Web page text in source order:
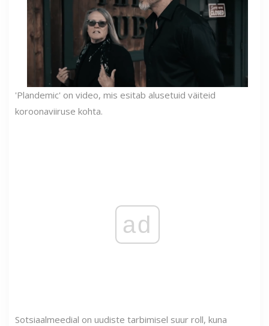
'Plandemic' on video, mis esitab alusetuid väiteid
koroonaviiruse kohta.
ad
Sotsiaalmeedial on uudiste tarbimisel suur roll, kuna